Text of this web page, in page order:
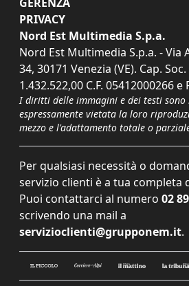
PRIVACY
Nord Est Multimedia S.p.a.
Nord Est Multimedia S.p.a. - Via
34, 30171 Venezia (VE). Cap.
1.432.522,00 C.F. 05412000266 e
I diritti delle immagini e dei testi sono
espressamente vietata la loro
mezzo e l'adattamento totale o
Per qualsiasi necessità o
servizio clienti è a tua completa
Puoi contattarci al numero 02
scrivendo una mail a
servizioclienti@grupponem.it.